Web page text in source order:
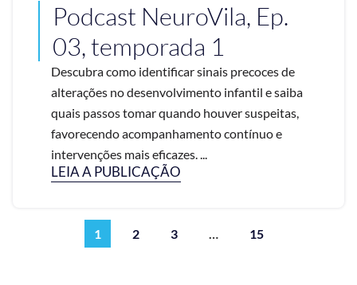
Podcast NeuroVila, Ep.
03, temporada 1
Descubra como identificar sinais precoces de
alterações no desenvolvimento infantil e saiba
quais passos tomar quando houver suspeitas,
favorecendo acompanhamento contínuo e
intervenções mais eficazes. ...
LEIA A PUBLICAÇÃO
1 2 3 … 15